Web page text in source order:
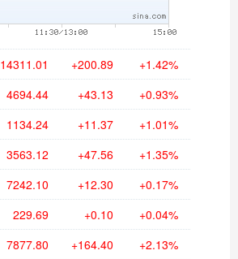
14311.01 +200.89 +1.42%
4694.44 +43.13 +0.93%
1134.24 +11.37 +1.01%
3563.12 +47.56 +1.35%
7242.10 +12.30 +0.17%
229.69 +0.10 +0.04%
7877.80 +164.40 +2.13%